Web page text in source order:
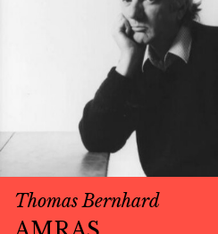
Thomas Bernhard